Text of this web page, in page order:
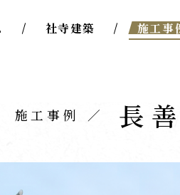
社寺建築 施工事
施工事例 長